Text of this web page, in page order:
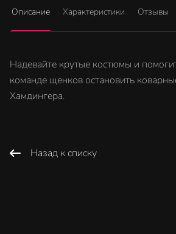
Описание Характеристики Отзывы
Надевайте крутые костюмы и
команде щенков остановить
Хамдингера.
Назад к списку